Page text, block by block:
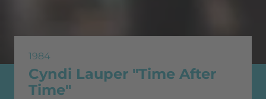
1984
Cyndi Lauper "Time After
Time"